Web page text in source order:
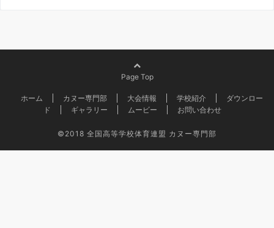
Page Top
ホーム カヌー専門部 大会情報 学校紹介
ダウンロー
ド
ギャラリー ムービー お問い合わせ
©2018 全国高等学校体育連盟 カヌー専門部